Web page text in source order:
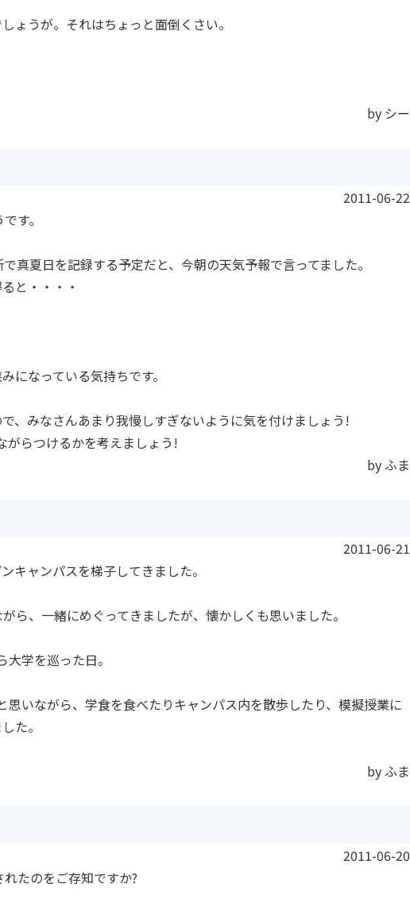
ょうが。それはちょっと面倒くさい。
by シー
2011-06-22
す。
真夏日を記録する予定だと、今朝の天気予報で言ってました。
と・・・・
になっている気持ちです。
、みなさんあまり我慢しすぎないように気を付けましょう!
がらつけるかを考えましょう!
by ふま
2011-06-21
キャンパスを梯子してきました。
ら、一緒にめぐってきましたが、懐かしくも思いました。
学を巡った日。
思いながら、学食を食べたりキャンパス内を散歩したり、模擬授業に
た。
by ふま
2011-06-20
たのをご存知ですか?